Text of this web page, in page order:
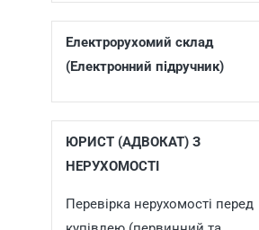
Електрорухомий склад
(Електронний підручник)
ЮРИСТ (АДВОКАТ) З
НЕРУХОМОСТІ
Перевірка нерухомості перед